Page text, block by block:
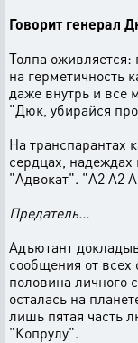
Говорит генерал
Толпа
на герметичность
даже внутрь и все
"Дюк, убирайся
На транспарантах
сердцах,
"Адвокат". "А2 А2
Предатель...
Адъютант
сообщения от всех
половина личного
осталась на
лишь пятая часть
"Копрулу".